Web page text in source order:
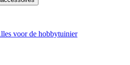
voor de hobbytuinier